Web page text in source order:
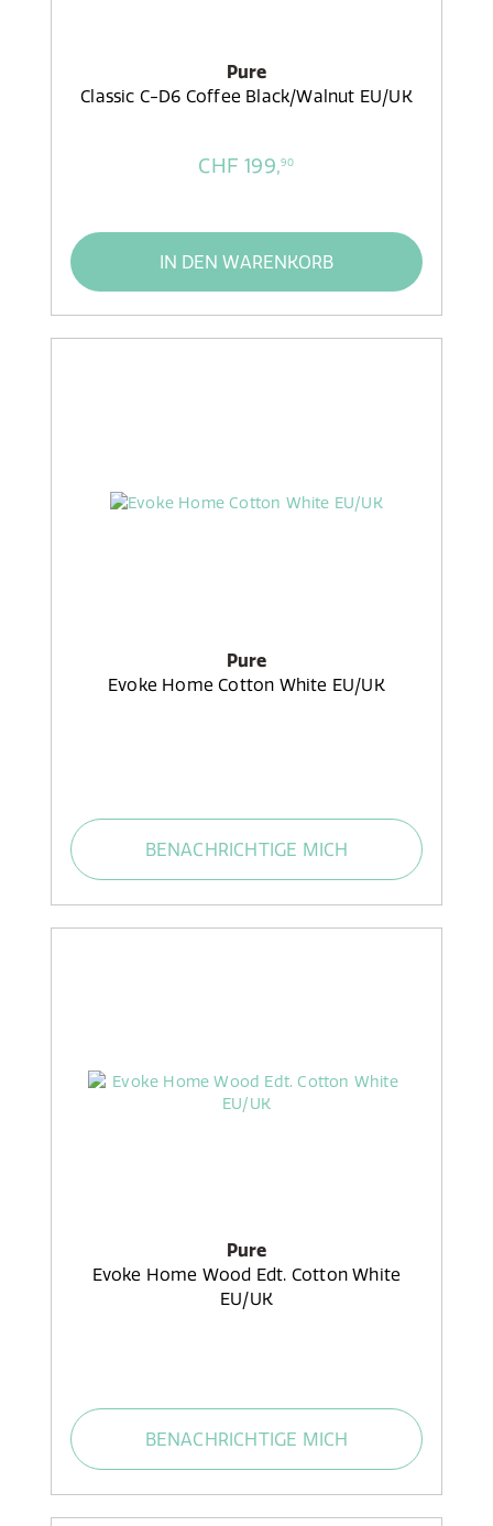
Pure
Classic C-D6 Coffee Black/Walnut EU/UK
CHF 199,90
IN DEN WARENKORB
Pure
Evoke Home Cotton White EU/UK
BENACHRICHTIGE MICH
Pure
Evoke Home Wood Edt. Cotton White
EU/UK
BENACHRICHTIGE MICH